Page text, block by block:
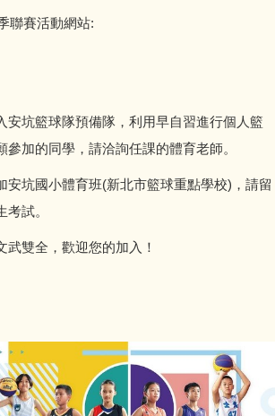
聯賽活動網站:
坑籃球隊預備隊，利用早自習進行個人籃
加的同學，請洽詢任課的體育老師。
坑國小體育班(新北市籃球重點學校)，請留
試。
雙全，歡迎您的加入！